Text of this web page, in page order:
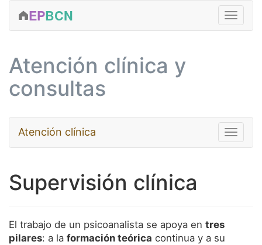
EPBCN
CLÍNICA
ACTIVIDADES
SERVICIOS
CONTACTAR
Atención clínica y
consultas
Toggle
Atención clínica
Niños y adolescentes
Terapia de pareja
Supervisión clínica
El trabajo de un psicoanalista se apoya en tres
pilares: a la formación teórica continua y a su